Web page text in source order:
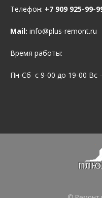
Телефон: +7 909 925-99-
Mail: info@plus-remont.ru
Время работы:
Пн-Сб с 9-00 до 19-00 Вс